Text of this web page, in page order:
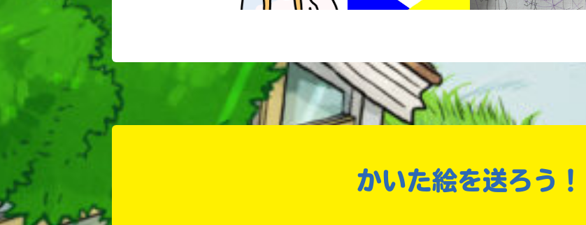
かいた絵を送ろう！
い
い
え
で、
確
認
し
て
ね